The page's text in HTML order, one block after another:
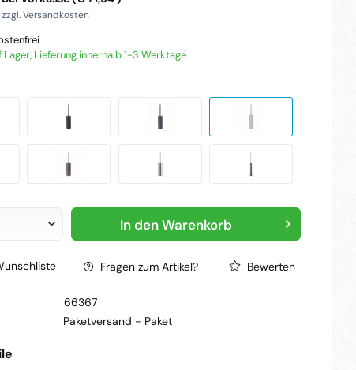
Versandkosten
Lager, Lieferung innerhalb 1-3 Werktage
In denWarenkorb
Fragen zum Artikel? Bewerten
66367
Paketversand - Paket